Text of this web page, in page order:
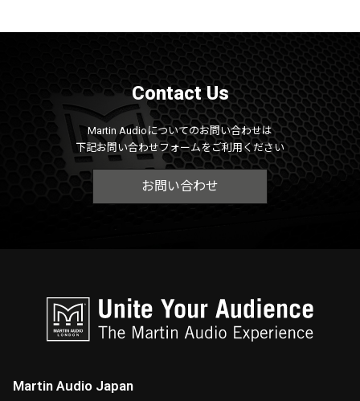
Contact Us
Martin Audioについてのお問い合わせは
下記お問い合わせフォームをご利用ください
お問い合わせ
Martin Audio Japan